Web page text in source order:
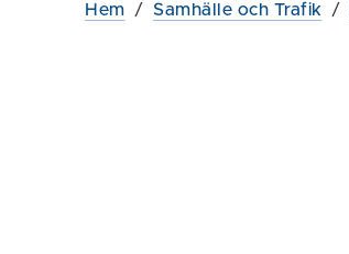
Hem / Samhälle och Trafik /